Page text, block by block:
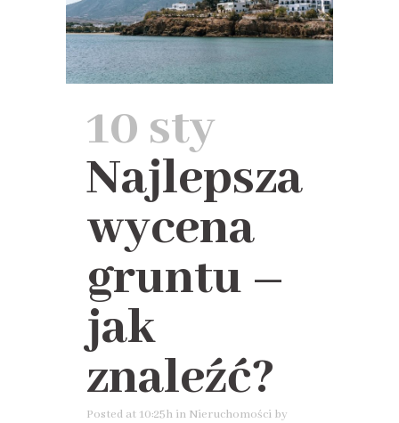
10 sty
Najlepsza
wycena
gruntu –
jak
znaleźć?
Posted at 10:25h in Nieruchomości by